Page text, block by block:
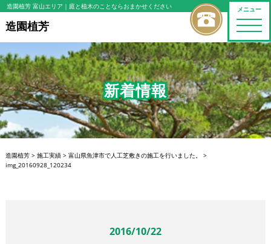
メニュー
toggle
造園植芳 富山エリア ｜庭と植木のことならおまかせください
造園植芳
新着情報
造園植芳> 施工実績> 富山県魚津市で人工芝敷きの施工を行いました。
>
img_20160928_120234
2016/10/22